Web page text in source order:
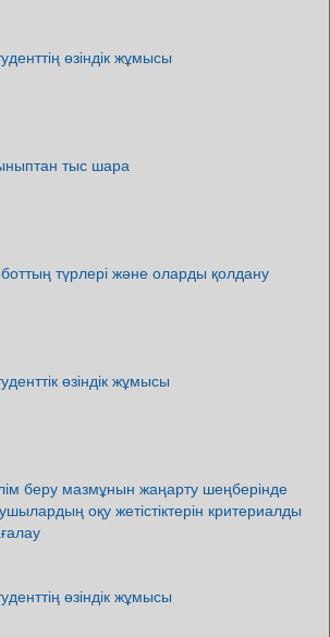
өзіндік жұмысы
тыс шара
түрлері және оларды қолдану
өзіндік жұмысы
беру мазмұнын жаңарту шеңберінде
оқу жетістіктерін критериалды
өзіндік жұмысы